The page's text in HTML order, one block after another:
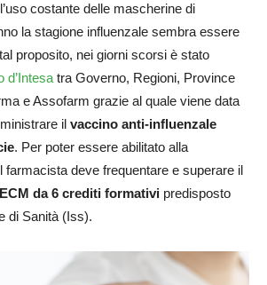
costante delle mascherine di
la stagione influenzale sembra essere
proposito, nei giorni scorsi è stato
d’Intesa tra Governo, Regioni, Province
e Assofarm grazie al quale viene data
il vaccino anti-influenzale
. Per poter essere abilitato alla
farmacista deve frequentare e superare il
da 6 crediti formativi predisposto
di Sanità (Iss).